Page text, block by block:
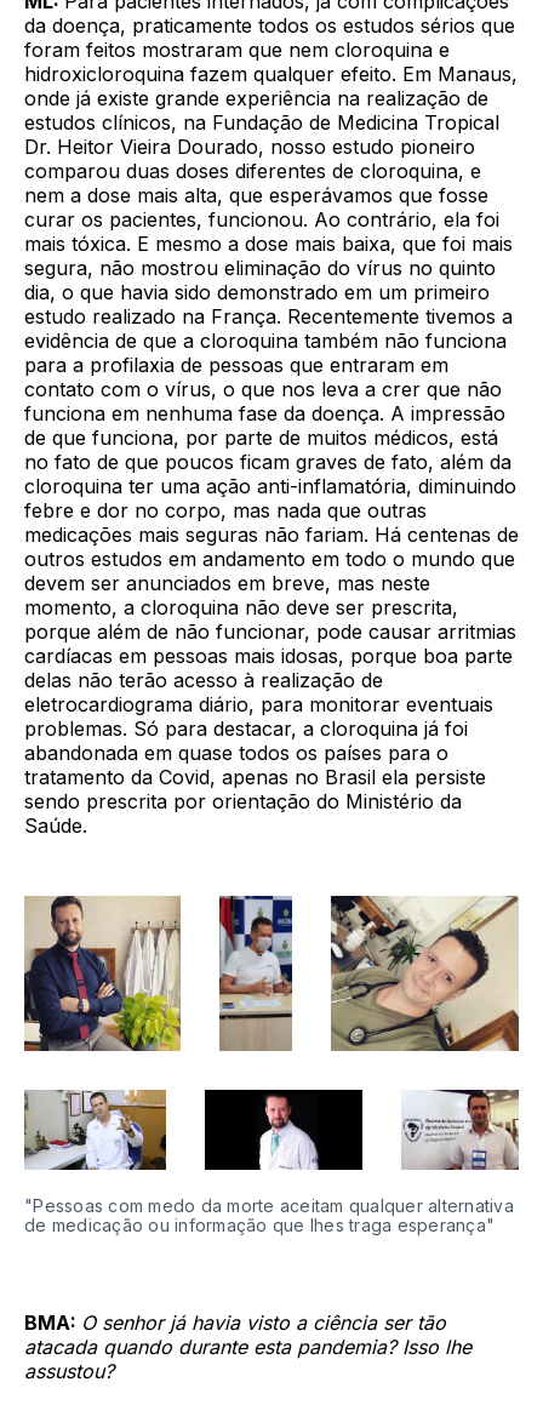
da doença, praticamente todos os estudos sérios que
foram feitos mostraram que nem cloroquina e
hidroxicloroquina fazem qualquer efeito. Em Manaus,
onde já existe grande experiência na realização de
estudos clínicos, na Fundação de Medicina Tropical
Dr. Heitor Vieira Dourado, nosso estudo pioneiro
comparou duas doses diferentes de cloroquina, e
nem a dose mais alta, que esperávamos que fosse
curar os pacientes, funcionou. Ao contrário, ela foi
mais tóxica. E mesmo a dose mais baixa, que foi mais
segura, não mostrou eliminação do vírus no quinto
dia, o que havia sido demonstrado em um primeiro
estudo realizado na França. Recentemente tivemos a
evidência de que a cloroquina também não funciona
para a profilaxia de pessoas que entraram em
contato com o vírus, o que nos leva a crer que não
funciona em nenhuma fase da doença. A impressão
de que funciona, por parte de muitos médicos, está
no fato de que poucos ficam graves de fato, além da
cloroquina ter uma ação anti-inflamatória, diminuindo
febre e dor no corpo, mas nada que outras
medicações mais seguras não fariam. Há centenas de
outros estudos em andamento em todo o mundo que
devem ser anunciados em breve, mas neste
momento, a cloroquina não deve ser prescrita,
porque além de não funcionar, pode causar arritmias
cardíacas em pessoas mais idosas, porque boa parte
delas não terão acesso à realização de
eletrocardiograma diário, para monitorar eventuais
problemas. Só para destacar, a cloroquina já foi
abandonada em quase todos os países para o
tratamento da Covid, apenas no Brasil ela persiste
sendo prescrita por orientação do Ministério da
Saúde.
"Pessoas com medo da morte aceitam qualquer alternativa
de medicação ou informação que lhes traga esperança"
BMA: O senhor já havia visto a ciência ser tão
atacada quando durante esta pandemia? Isso lhe
assustou?